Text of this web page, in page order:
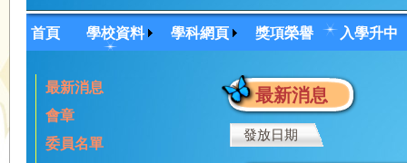
首頁 學校資料 學科網頁 獎項榮譽 入學升中
最新消息
會章
委員名單
最新消息
發放日期